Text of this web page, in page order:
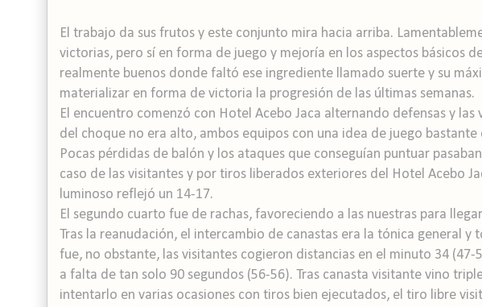
El trabajo da sus frutos y este conjunto mira hacia arriba.
victorias, pero sí en forma de juego y mejoría en los aspectos básicos
realmente buenos donde faltó ese ingrediente llamado suerte y su
materializar en forma de victoria la progresión de las últimas semanas.
El encuentro comenzó con Hotel Acebo Jaca alternando defensas y las
del choque no era alto, ambos equipos con una idea de juego
Pocas pérdidas de balón y los ataques que conseguían puntuar
caso de las visitantes y por tiros liberados exteriores del Hotel Acebo
luminoso reflejó un 14-17.
El segundo cuarto fue de rachas, favoreciendo a las nuestras para
Tras la reanudación, el intercambio de canastas era la tónica general y
fue, no obstante, las visitantes cogieron distancias en el minuto 34 (47-
a falta de tan solo 90 segundos (56-56). Tras canasta visitante vino
intentarlo en varias ocasiones con tiros bien ejecutados, el tiro libre